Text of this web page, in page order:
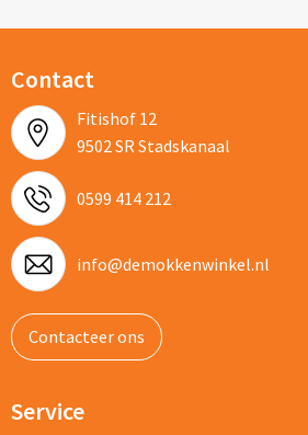
Contact
Fitishof 12
9502 SR Stadskanaal
0599 414 212
info@demokkenwinkel.nl
Contacteer ons
Service